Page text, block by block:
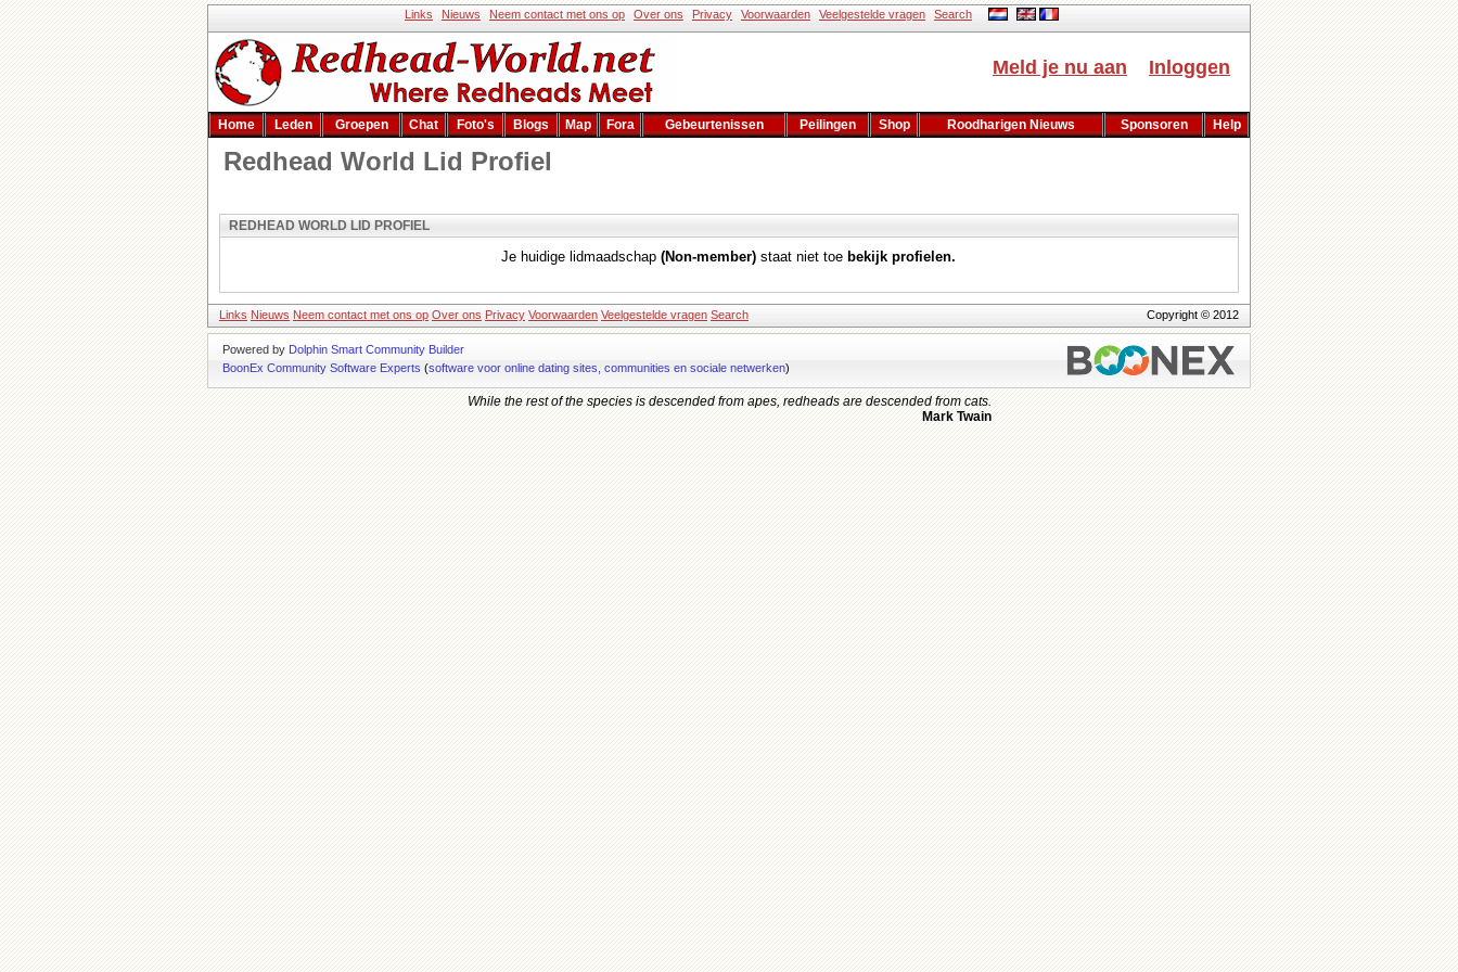
Links Nieuws Neem contact met ons op Over ons Privacy Voorwaarden Veelgestelde vragen Search
Meld je nu aan Inloggen
Home Leden Groepen Chat Foto's Blogs Map Fora Gebeurtenissen Peilingen Shop Roodharigen Nieuws Sponsoren Help
Redhead World Lid Profiel
REDHEAD WORLD LID PROFIEL
Je huidige lidmaadschap(Non-member) staat niet toe bekijk profielen.
Links Nieuws Neem contact met ons op Over ons Privacy Voorwaarden Veelgestelde vragen Search Copyright © 2012
Powered by Dolphin Smart Community Builder
BoonEx Community Software Experts (software voor online dating sites, communities en sociale netwerken)
While the rest of the species is descended from apes, redheads are descended from cats.
Mark Twain